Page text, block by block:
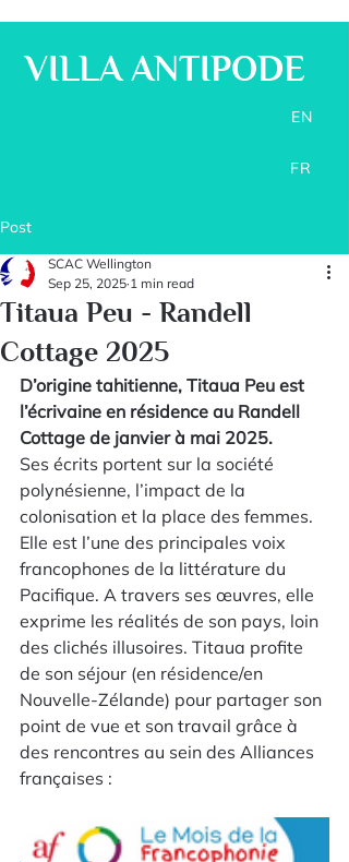
VILLA ANTIPODE
EN
FR
Post
Titaua Peu - Randell
Cottage 2025
SCAC Wellington
Sep 25, 2025 1 min read
D’origine tahitienne, Titaua Peu est
l’écrivaine en résidence au Randell
Cottage de janvier à mai 2025.
Ses écrits portent sur la société
polynésienne, l’impact de la
colonisation et la place des femmes.
Elle est l’une des principales voix
francophones de la littérature du
Pacifique. A travers ses œuvres, elle
exprime les réalités de son pays, loin
des clichés illusoires. Titaua profite
de son séjour (en résidence/en
Nouvelle-Zélande) pour partager son
point de vue et son travail grâce à
des rencontres au sein des Alliances
françaises :